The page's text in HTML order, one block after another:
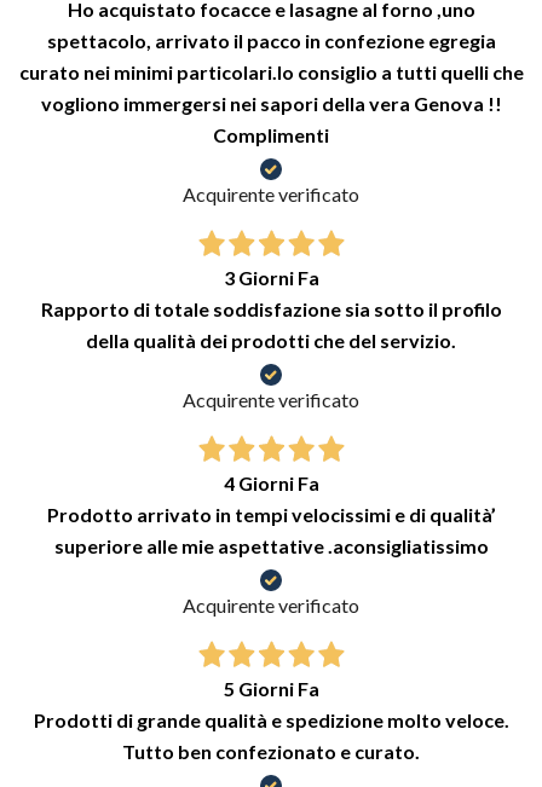
Ho acquistato focacce e lasagne al forno ,uno
spettacolo, arrivato il pacco in confezione egregia
curato nei minimi particolari.lo consiglio a tutti quelli che
vogliono immergersi nei sapori della vera Genova !!
Complimenti
Acquirente verificato
3 Giorni Fa
Rapporto di totale soddisfazione sia sotto il profilo
della qualità dei prodotti che del servizio.
Acquirente verificato
4 Giorni Fa
Prodotto arrivato in tempi velocissimi e di qualità’
superiore alle mie aspettative .aconsigliatissimo
Acquirente verificato
5 Giorni Fa
Prodotti di grande qualità e spedizione molto veloce.
Tutto ben confezionato e curato.